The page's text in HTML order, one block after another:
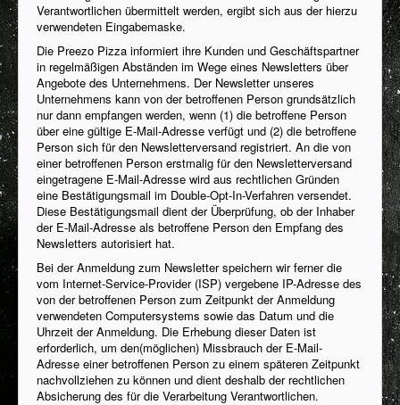
Verantwortlichen übermittelt werden, ergibt sich aus der hierzu
verwendeten Eingabemaske.
Die Preezo Pizza informiert ihre Kunden und Geschäftspartner
in regelmäßigen Abständen im Wege eines Newsletters über
Angebote des Unternehmens. Der Newsletter unseres
Unternehmens kann von der betroffenen Person grundsätzlich
nur dann empfangen werden, wenn (1) die betroffene Person
über eine gültige E-Mail-Adresse verfügt und (2) die betroffene
Person sich für den Newsletterversand registriert. An die von
einer betroffenen Person erstmalig für den Newsletterversand
eingetragene E-Mail-Adresse wird aus rechtlichen Gründen
eine Bestätigungsmail im Double-Opt-In-Verfahren versendet.
Diese Bestätigungsmail dient der Überprüfung, ob der Inhaber
der E-Mail-Adresse als betroffene Person den Empfang des
Newsletters autorisiert hat.
Bei der Anmeldung zum Newsletter speichern wir ferner die
vom Internet-Service-Provider (ISP) vergebene IP-Adresse des
von der betroffenen Person zum Zeitpunkt der Anmeldung
verwendeten Computersystems sowie das Datum und die
Uhrzeit der Anmeldung. Die Erhebung dieser Daten ist
erforderlich, um den(möglichen) Missbrauch der E-Mail-
Adresse einer betroffenen Person zu einem späteren Zeitpunkt
nachvollziehen zu können und dient deshalb der rechtlichen
Absicherung des für die Verarbeitung Verantwortlichen.